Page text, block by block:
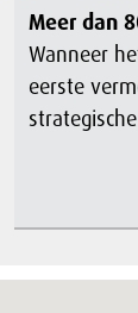
Meer dan
Wanneer
eerste